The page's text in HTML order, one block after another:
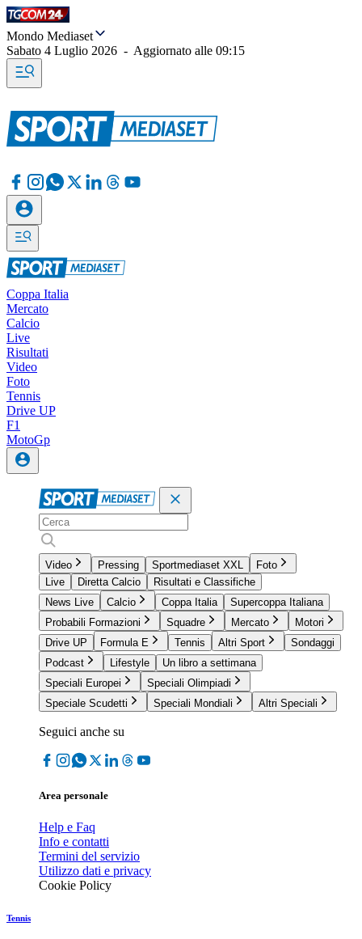
Mondo Mediaset
Sabato 4 Luglio 2026 - Aggiornato alle 09:15
Coppa Italia
Mercato
Calcio
Live
Risultati
Video
Foto
Tennis
Drive UP
F1
MotoGp
Video Pressing Sportmediaset XXL
Foto
Live
Diretta Calcio
Risultati e Classifiche
News Live
Calcio Coppa Italia
Supercoppa Italiana
Probabili Formazioni
Squadre Mercato
Motori
Drive UP
Formula E Tennis Altri Sport
Sondaggi
Podcast
Lifestyle
Un libro a settimana
Speciali Europei
Speciali Olimpiadi
Speciale Scudetti
Speciali Mondiali Altri Speciali
Seguici anche su
Area personale
Help e Faq
Info e contatti
Termini del servizio
Utilizzo dati e privacy
Cookie Policy
Tennis